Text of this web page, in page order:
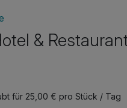
&
für 25,00 € pro Stück / Tag